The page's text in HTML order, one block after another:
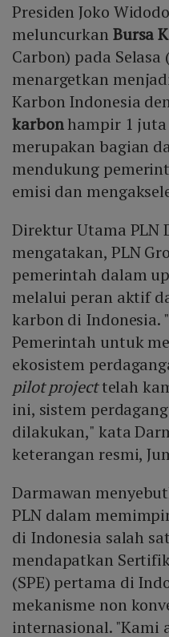
Presiden Joko
meluncurkan Bursa
Carbon) pada Selasa
menargetkan
Karbon Indonesia
karbonhampir 1 juta
merupakan bagian
mendukung
emisi dan
Direktur Utama PLN
mengatakan, PLN
pemerintah dalam
melalui peran aktif
karbon di Indonesia.
Pemerintah untuk
ekosistem
pilot projecttelah
ini, sistem
dilakukan," kata
keterangan resmi,
Darmawan
PLN dalam
di Indonesia salah
mendapatkan
(SPE) pertama di
mekanisme non
internasional. "Kami